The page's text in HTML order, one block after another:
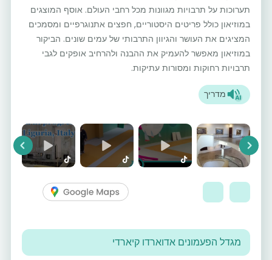
תערוכות על תרבויות מגוונות מכל רחבי העולם. אוסף המוצגים
במוזיאון כולל פריטים היסטוריים, חפצים אתנוגרפיים ומסמכים
המציגים את העושר והגיוון התרבותי של עמים שונים. הביקור
במוזיאון מאפשר להעמיק את ההבנה ולהרחיב אופקים לגבי
תרבויות רחוקות ומסורות עתיקות.
מדריך
Next
מגדל הפעמונים אדוארדו קיארדי